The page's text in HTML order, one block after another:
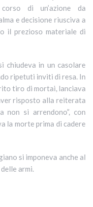
di un’azione da
e decisione riusciva a
il prezioso materiale di
chiudeva in un casolare
ripetuti inviti di resa. In
tiro di mortai, lanciava
risposto alla reiterata
non si arrendono”, con
la morte prima di cadere
si imponeva anche al
armi.